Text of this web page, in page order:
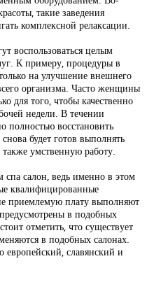
такие заведения
комплексной релаксации.
воспользоваться целым
К примеру, процедуры в
на улучшение внешнего
организма. Часто женщины
для того, чтобы качественно
недели. В течении
полностью восстановить
будет готов выполнять
умственную работу.
спа салон, ведь именно в этом
квалифицированные
приемлемую плату выполняют
в подобных
отметить, что существует
в подобных салонах.
славянский и